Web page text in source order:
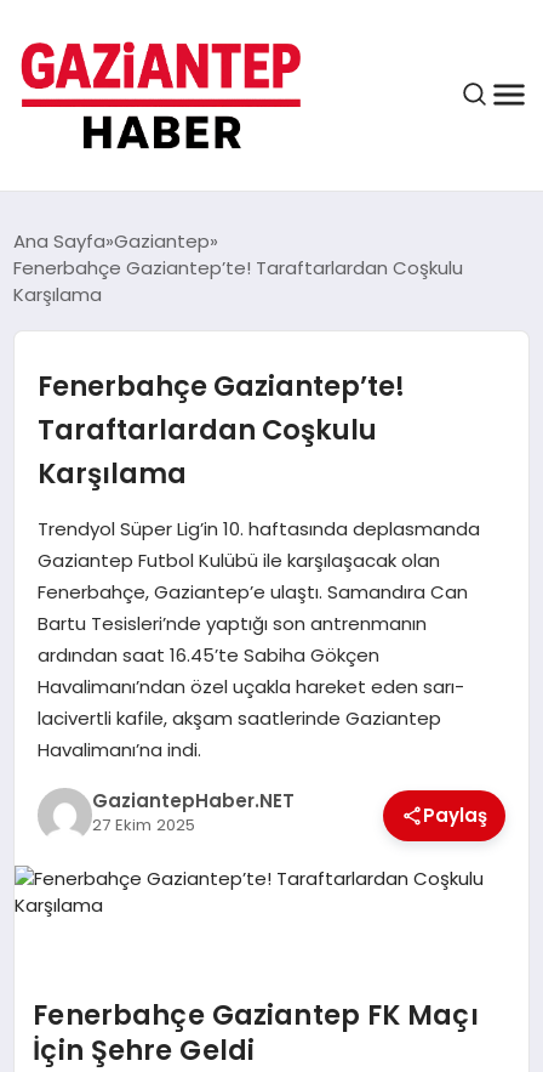
ASAYIŞ
EĞITIM
FINANS
MAGAZIN
SPOR
DIĞER
Ana Sayfa Gaziantep
Fenerbahçe Gaziantep’te! Taraftarlardan Coşkulu
Karşılama
Fenerbahçe Gaziantep’te!
Taraftarlardan Coşkulu
Karşılama
Trendyol Süper Lig’in 10. haftasında deplasmanda
Gaziantep Futbol Kulübü ile karşılaşacak olan
Fenerbahçe, Gaziantep’e ulaştı. Samandıra Can
Bartu Tesisleri’nde yaptığı son antrenmanın
ardından saat 16.45’te Sabiha Gökçen
Havalimanı’ndan özel uçakla hareket eden sarı-
lacivertli kafile, akşam saatlerinde Gaziantep
Havalimanı’na indi.
GaziantepHaber.NET
27 Ekim 2025 Paylaş
Fenerbahçe Gaziantep FK Maçı
İçin Şehre Geldi